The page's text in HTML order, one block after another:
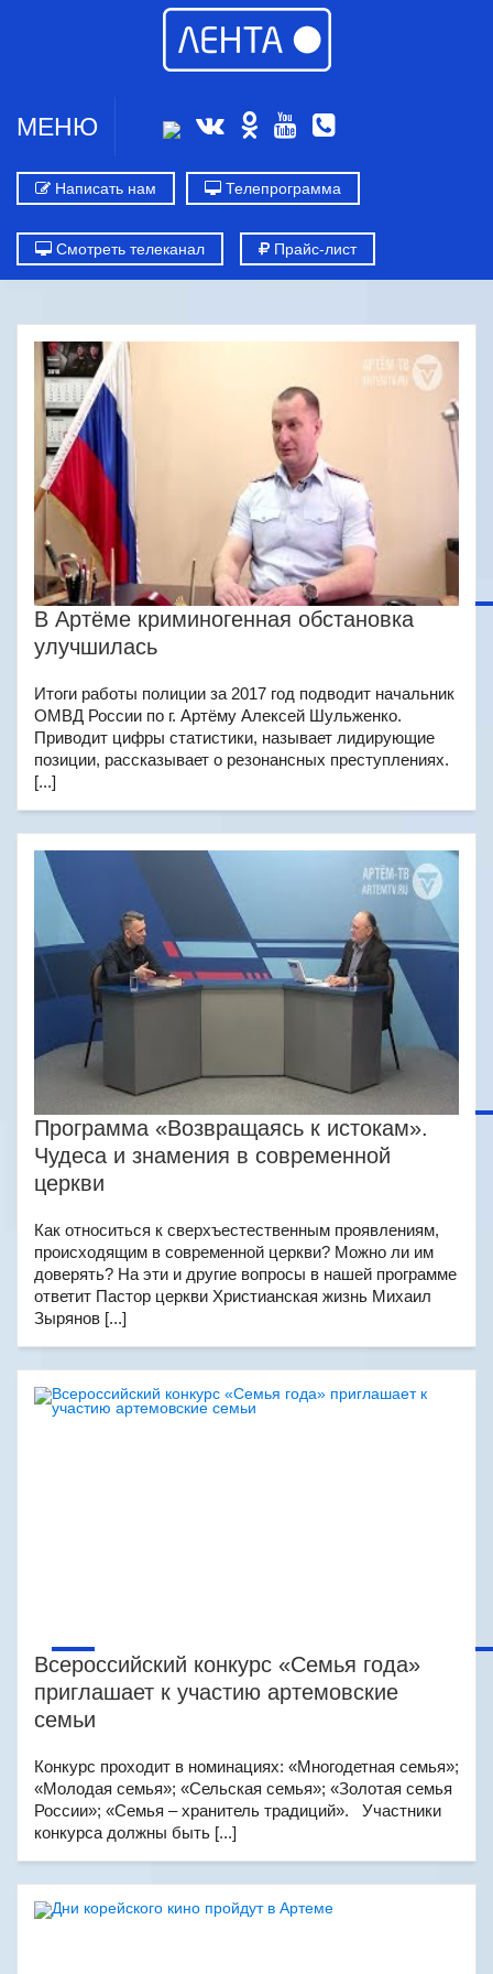
МЕНЮ
Написать нам Телепрограмма
Смотреть телеканал Прайс-лист
В Артёме криминогенная обстановка
улучшилась
Итоги работы полиции за 2017 год подводит начальник
ОМВД России по г. Артёму Алексей Шульженко.
Приводит цифры статистики, называет лидирующие
позиции, рассказывает о резонансных преступлениях.
[...]
Программа «Возвращаясь к истокам».
Чудеса и знамения в современной
церкви
Как относиться к сверхъестественным проявлениям,
происходящим в современной церкви? Можно ли им
доверять? На эти и другие вопросы в нашей программе
ответит Пастор церкви Христианская жизнь Михаил
Зырянов [...]
Всероссийский конкурс «Семья года»
приглашает к участию артемовские
семьи
Конкурс проходит в номинациях: «Многодетная семья»;
«Молодая семья»; «Сельская семья»; «Золотая семья
России»; «Семья – хранитель традиций». Участники
конкурса должны быть [...]